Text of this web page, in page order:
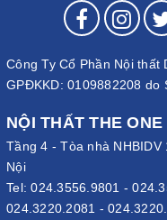
Công Ty Cổ Phần Nội thất
GPĐKKD: 0109882208 do
NỘI THẤT THE
Tầng 4 - Tòa nhà
Nội
Tel:024.3556.9801 -
024.3220.2081 -